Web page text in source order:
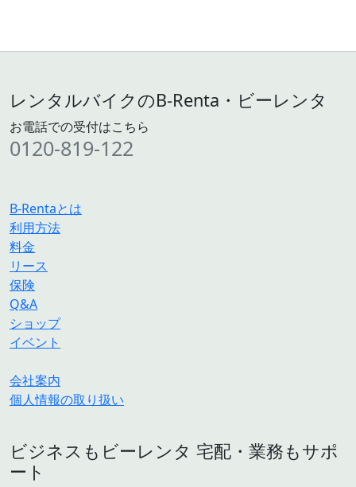
レンタルバイクのB-Renta・ビーレンタ
お電話での受付はこちら
0120-819-122
B-Rentaとは
利用方法
料金
リース
保険
Q&A
ショップ
イベント
会社案内
個人情報の取り扱い
ビジネスもビーレンタ 宅配・業務もサポ
ート